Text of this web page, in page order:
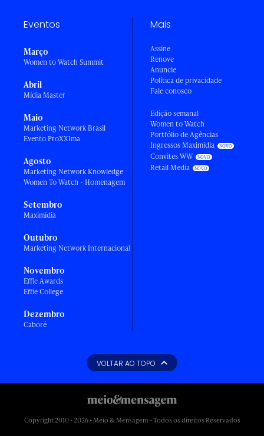
Eventos
Março
Women to Watch Summit
Abril
Mídia Master
Maio
Marketing Network Brasil
Evento ProXXIma
Agosto
Marketing Network Knowledge
Women To Watch - Homenagem
Setembro
Maximídia
Outubro
Marketing Network Internacional
Novembro
Effie Awards
Effie College
Dezembro
Caboré
Mais
Assine
Renove
Anuncie
Política de privacidade
Fale conosco
Edição semanal
Women to Watch
Portfólio de Agências
Ingressos Maximídia
Convites WW
Retail Media
VOLTAR AO TOPO
Copyright 2010 - 2026 • Meio & Mensagem - Todos os direitos Reservados